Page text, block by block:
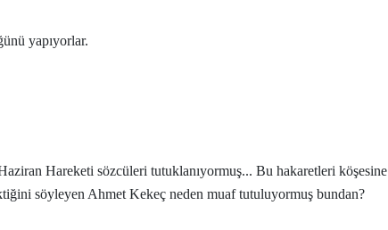
yapıyorlar.
Hareketi sözcüleri tutuklanıyormuş... Bu hakaretleri köşesine
söyleyen Ahmet Kekeç neden muaf tutuluyormuş bundan?